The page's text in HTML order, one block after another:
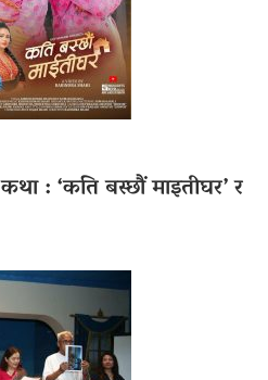
: ‘कति बस्छौं माइतीघर’ र